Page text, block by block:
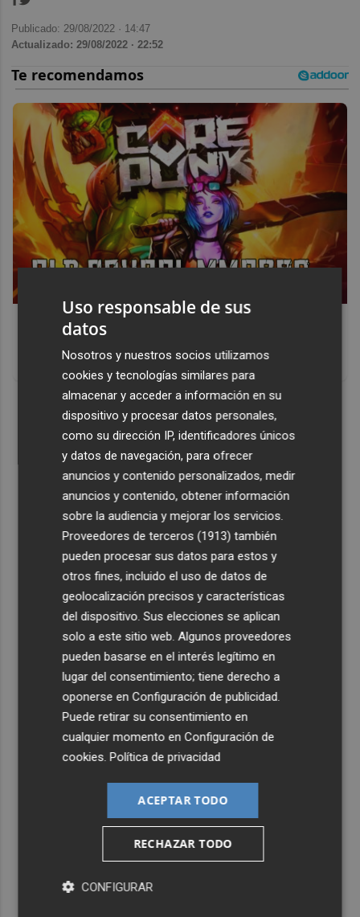
Publicado: 29/08/2022 · 14:47
Actualizado: 29/08/2022 · 22:52
Corepunk MMORPG
antes, pero mejor!
DISCOVER WITH
Uso responsable de sus
datos
Nosotros y nuestros socios utilizamos
cookies y tecnologías similares para
almacenar y acceder a información en su
dispositivo y procesar datos personales,
como su dirección IP, identificadores únicos
y datos de navegación, para ofrecer
anuncios y contenido personalizados, medir
anuncios y contenido, obtener información
sobre la audiencia y mejorar los servicios.
Proveedores de terceros (1913) también
pueden procesar sus datos para estos y
otros fines, incluido el uso de datos de
geolocalización precisos y características
del dispositivo. Sus elecciones se aplican
solo a este sitio web. Algunos proveedores
pueden basarse en el interés legítimo en
lugar del consentimiento; tiene derecho a
oponerse enConfiguración de publicidad.
Puede retirar su consentimiento en
cualquier momento enConfiguración de
cookies.Política de privacidad
ACEPTAR TODO
RECHAZAR TODO
CONFIGURAR